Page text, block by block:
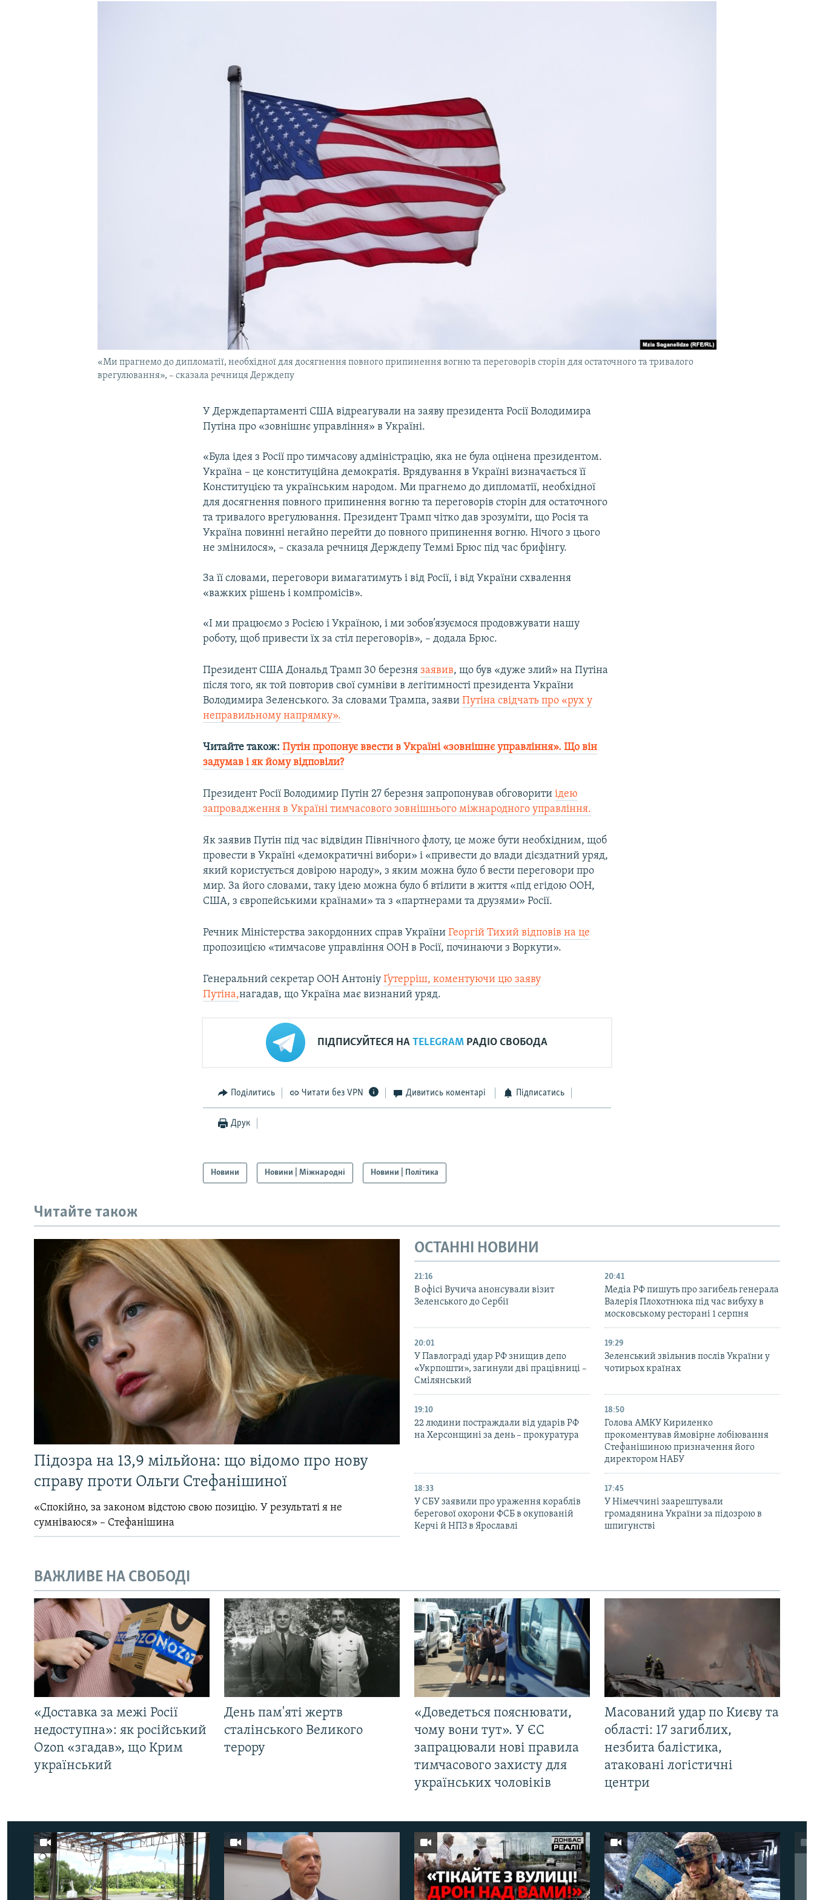
«Ми прагнемо до дипломатії, необхідної для досягнення повного припинення вогню та переговорів сторін для остаточного та тривалого
врегулювання», – сказала речниця Держдепу
У Держдепартаменті США відреагували на заяву президента Росії Володимира
Путіна про «зовнішнє управління» в Україні.
«Була ідея з Росії про тимчасову адміністрацію, яка не була оцінена президентом.
Україна – це конституційна демократія. Врядування в Україні визначається її
Конституцією та українським народом. Ми прагнемо до дипломатії, необхідної
для досягнення повного припинення вогню та переговорів сторін для остаточного
та тривалого врегулювання. Президент Трамп чітко дав зрозуміти, що Росія та
Україна повинні негайно перейти до повного припинення вогню. Нічого з цього
не змінилося», – сказала речниця Держдепу Теммі Брюс під час брифінгу.
За її словами, переговори вимагатимуть і від Росії, і від України схвалення
«важких рішень і компромісів».
«І ми працюємо з Росією і Україною, і ми зобов’язуємося продовжувати нашу
роботу, щоб привести їх за стіл переговорів», – додала Брюс.
Президент США Дональд Трамп 30 березнязаявив, що був «дуже злий» на Путіна
після того, як той повторив свої сумніви в легітимності президента України
Володимира Зеленського. За словами Трампа, заявиПутіна свідчать про «рух у
неправильному напрямку».
Читайте також:Путін пропонує ввести в Україні «зовнішнє управління». Що він
задумав і як йому відповіли?
Президент Росії Володимир Путін 27 березня запропонував обговоритиідею
запровадження в Україні тимчасового зовнішнього міжнародного управління.
Як заявив Путін під час відвідин Північного флоту, це може бути необхідним, щоб
провести в Україні «демократичні вибори» і «привести до влади дієздатний уряд,
який користується довірою народу», з яким можна було б вести переговори про
мир. За його словами, таку ідею можна було б втілити в життя «під егідою ООН,
США, з європейськими країнами» та з «партнерами та друзями» Росії.
Речник Міністерства закордонних справ УкраїниГеоргій Тихий відповів на це
пропозицією «тимчасове управління ООН в Росії, починаючи з Воркути».
Генеральний секретар ООН АнтоніуҐутерріш, коментуючи цю заяву
Путіна,нагадав, що Україна має визнаний уряд.
ПІДПИСУЙТЕСЯ НАTELEGRAM РАДІО СВОБОДА
Поділитись Читати без VPN Дивитись коментарі Підписатись
Друк
Новини Новини | Міжнародні Новини | Політика
Читайте також
Підозра на 13,9 мільйона: що відомо про нову
справу проти Ольги Стефанішиної
«Спокійно, за законом відстою свою позицію. У результаті я не
сумніваюся» – Стефанішина
ОСТАННІ НОВИНИ
21:16
В офісі Вучича анонсували візит
Зеленського до Сербії
20:41
Медіа РФ пишуть про загибель генерала
Валерія Плохотнюка під час вибуху в
московському ресторані 1 серпня
20:01
У Павлограді удар РФ знищив депо
«Укрпошти», загинули дві працівниці –
Смілянський
19:29
Зеленський звільнив послів України у
чотирьох країнах
19:10
22 людини постраждали від ударів РФ
на Херсонщині за день – прокуратура
18:50
Голова АМКУ Кириленко
прокоментував ймовірне лобіювання
Стефанішиною призначення його
директором НАБУ
18:33
У СБУ заявили про ураження кораблів
берегової охорони ФСБ в окупованій
Керчі й НПЗ в Ярославлі
17:45
У Німеччині заарештували
громадянина України за підозрою в
шпигунстві
ВАЖЛИВЕ НА СВОБОДІ
«Доставка за межі Росії
недоступна»: як російський
Ozon «згадав», що Крим
український
День пам'яті жертв
сталінського Великого
терору
«Доведеться пояснювати,
чому вони тут». У ЄС
запрацювали нові правила
тимчасового захисту для
українських чоловіків
Масований удар по Києву та
області: 17 загиблих,
незбита балістика,
атаковані логістичні
центри